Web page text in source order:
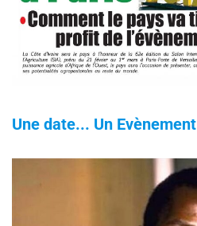
Une date... Un Evènement